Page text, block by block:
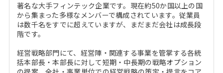
MBAを生かす求人特集
年齢と年収の相関図
MBA NETWORKING
著名な大手フィンテック企業です。現在約50か国以上の国
から集まった多様なメンバーで構成されています。従業員
は数千名をすでに超えていますが、まだまだ会社は成長段
階です。
経営戦略部門にて、経営陣・関連する事業を管掌する各統
括本部長・本部長に対して短期・中長期の戦略オプション